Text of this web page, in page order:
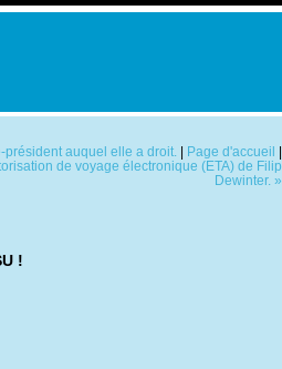
auquel elle a droit. | Page d'accueil |
de voyage électronique (ETA) de Filip
Dewinter. »
!